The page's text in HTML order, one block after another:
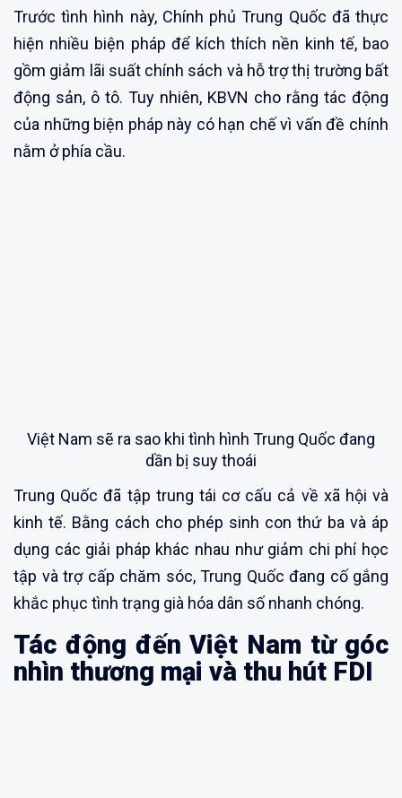
Trước tình hình này, Chính phủ Trung Quốc đã thực
hiện nhiều biện pháp để kích thích nền kinh tế, bao
gồm giảm lãi suất chính sách và hỗ trợ thị trường bất
động sản, ô tô. Tuy nhiên, KBVN cho rằng tác động
của những biện pháp này có hạn chế vì vấn đề chính
nằm ở phía cầu.
Việt Nam sẽ ra sao khi tình hình Trung Quốc đang
dần bị suy thoái
Trung Quốc đã tập trung tái cơ cấu cả về xã hội và
kinh tế. Bằng cách cho phép sinh con thứ ba và áp
dụng các giải pháp khác nhau như giảm chi phí học
tập và trợ cấp chăm sóc, Trung Quốc đang cố gắng
khắc phục tình trạng già hóa dân số nhanh chóng.
Tác động đến Việt Nam từ góc
nhìn thương mại và thu hút FDI